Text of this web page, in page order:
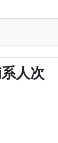
人次